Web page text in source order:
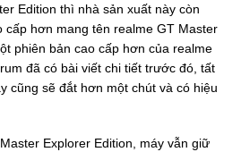
Edition thì nhà sản xuất này còn
cấp hơn mang tên realme GT Master
phiên bản cao cấp hơn của realme
đã có bài viết chi tiết trước đó, tất
cũng sẽ đắt hơn một chút và có hiệu
Explorer Edition, máy vẫn giữ